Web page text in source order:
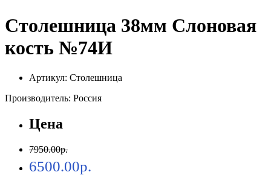
Столешница 38мм Слоновая
кость №74И
Артикул: Столешница
Производитель: Россия
Цена
7950.00р.
6500.00р.